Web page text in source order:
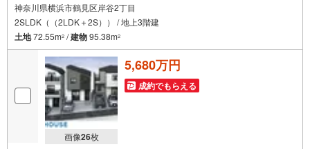
神奈川県横浜市鶴見区岸谷2丁目
2SLDK（（2LDK＋2S）） / 地上3階建
土地72.55m2 /建物95.38m2
画像26枚
5,680万円
成約でもらえる